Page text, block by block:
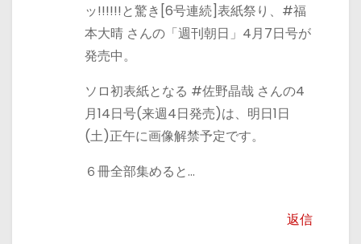
ッ!!!!!!と驚き[6号連続]表紙祭り、#福
本大晴 さんの「週刊朝日」4月7日号が
発売中。
ソロ初表紙となる #佐野晶哉 さんの4
月14日号(来週4日発売)は、明日1日
(土)正午に画像解禁予定です。
６冊全部集めると…
返信